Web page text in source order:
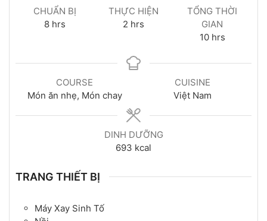
CHUẨN BỊ
8 hrs
THỰC HIỆN
2 hrs
TỔNG THỜI
GIAN
10 hrs
COURSE
Món ăn nhẹ, Món chay
CUISINE
Việt Nam
DINH DƯỠNG
693 kcal
TRANG THIẾT BỊ
Máy Xay Sinh Tố